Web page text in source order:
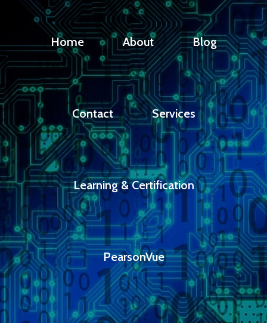
Home About Blog
Contact Services
Learning & Certification
PearsonVue